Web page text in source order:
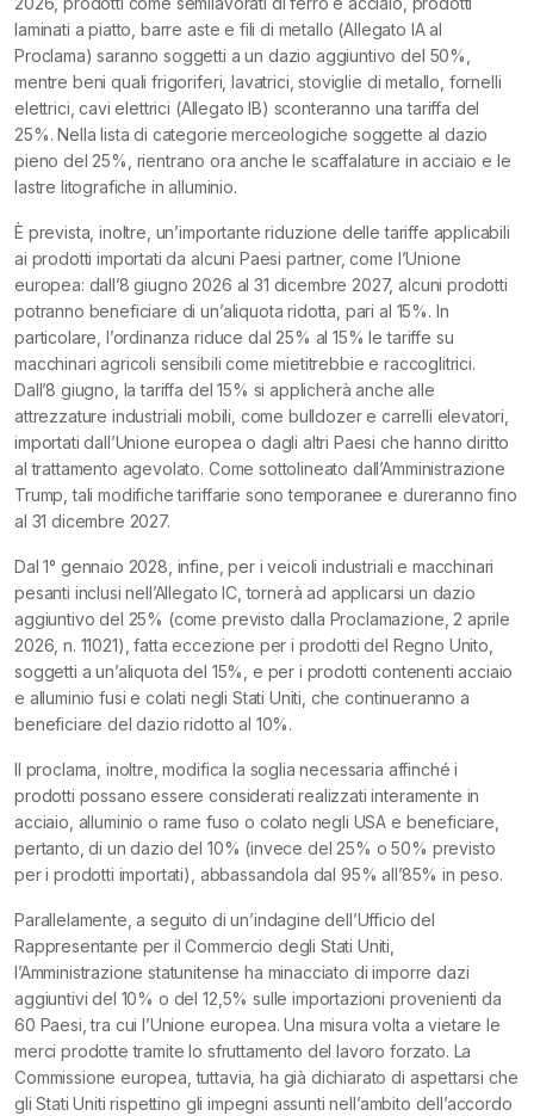
laminati a piatto, barre aste e fili di metallo (Allegato IA al
Proclama) saranno soggetti a un dazio aggiuntivo del 50%,
mentre beni quali frigoriferi, lavatrici, stoviglie di metallo, fornelli
elettrici, cavi elettrici (Allegato IB) sconteranno una tariffa del
25%. Nella lista di categorie merceologiche soggette al dazio
pieno del 25%, rientrano ora anche le scaffalature in acciaio e le
lastre litografiche in alluminio.
È prevista, inoltre, un’importante riduzione delle tariffe applicabili
ai prodotti importati da alcuni Paesi partner, come l’Unione
europea: dall’8 giugno 2026 al 31 dicembre 2027, alcuni prodotti
potranno beneficiare di un’aliquota ridotta, pari al 15%. In
particolare, l’ordinanza riduce dal 25% al 15% le tariffe su
macchinari agricoli sensibili come mietitrebbie e raccoglitrici.
Dall’8 giugno, la tariffa del 15% si applicherà anche alle
attrezzature industriali mobili, come bulldozer e carrelli elevatori,
importati dall’Unione europea o dagli altri Paesi che hanno diritto
al trattamento agevolato. Come sottolineato dall’Amministrazione
Trump, tali modifiche tariffarie sono temporanee e dureranno fino
al 31 dicembre 2027.
Dal 1° gennaio 2028, infine, per i veicoli industriali e macchinari
pesanti inclusi nell’Allegato IC, tornerà ad applicarsi un dazio
aggiuntivo del 25% (come previsto dalla Proclamazione, 2 aprile
2026, n. 11021), fatta eccezione per i prodotti del Regno Unito,
soggetti a un’aliquota del 15%, e per i prodotti contenenti acciaio
e alluminio fusi e colati negli Stati Uniti, che continueranno a
beneficiare del dazio ridotto al 10%.
Il proclama, inoltre, modifica la soglia necessaria affinché i
prodotti possano essere considerati realizzati interamente in
acciaio, alluminio o rame fuso o colato negli USA e beneficiare,
pertanto, di un dazio del 10% (invece del 25% o 50% previsto
per i prodotti importati), abbassandola dal 95% all’85% in peso.
Parallelamente, a seguito di un’indagine dell’Ufficio del
Rappresentante per il Commercio degli Stati Uniti,
l’Amministrazione statunitense ha minacciato di imporre dazi
aggiuntivi del 10% o del 12,5% sulle importazioni provenienti da
60 Paesi, tra cui l’Unione europea. Una misura volta a vietare le
merci prodotte tramite lo sfruttamento del lavoro forzato. La
Commissione europea, tuttavia, ha già dichiarato di aspettarsi che
gli Stati Uniti rispettino gli impegni assunti nell’ambito dell’accordo